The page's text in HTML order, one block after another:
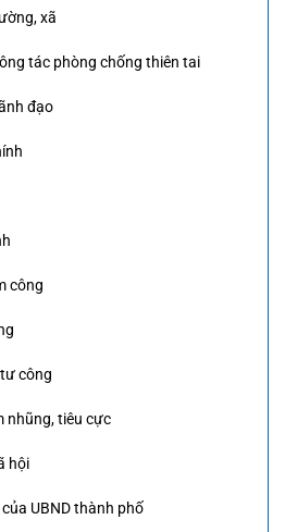
xã
tác phòng chống thiên tai
đạo
công
công
nhũng, tiêu cực
hội
UBND thành phố